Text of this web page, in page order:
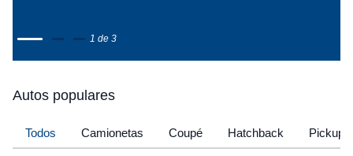
1 de 3
Autos populares
Todos Camionetas Coupé Hatchback Pickup